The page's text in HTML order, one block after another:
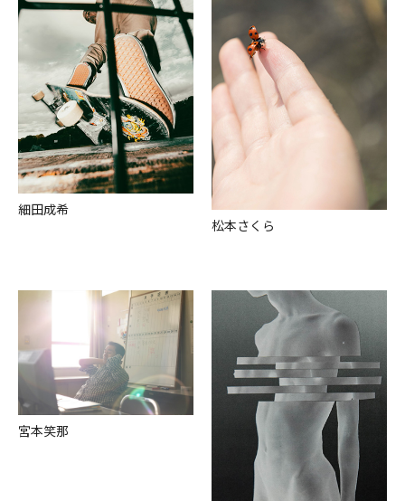
細⽥成希
松本さくら
宮本笑那